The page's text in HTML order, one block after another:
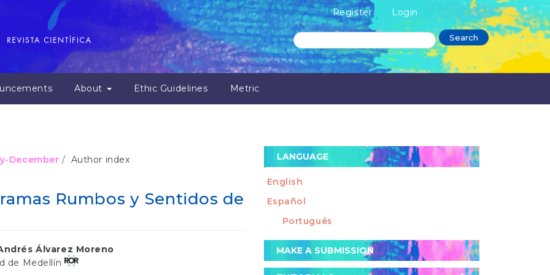
Register Login
About Ethic Guidelines Metric
Search
December Author index
Rumbos y Sentidos de
Álvarez Moreno
de Medellín
LANGUAGE
English
Español
Português
Make
a
MAKE A SUBMISSION